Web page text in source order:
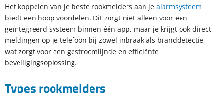
Het koppelen van je beste rookmelders aan je alarmsysteem
biedt een hoop voordelen. Dit zorgt niet alleen voor een
geïntegreerd systeem binnen één app, maar je krijgt ook direct
meldingen op je telefoon bij zowel inbraak als branddetectie,
wat zorgt voor een gestroomlijnde en efficiënte
beveiligingsoplossing.
Types rookmelders